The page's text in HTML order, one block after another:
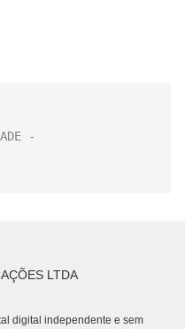
LTDA
digital independente e sem